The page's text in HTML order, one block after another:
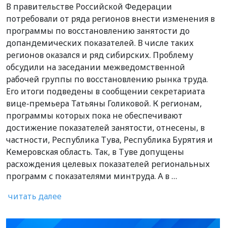
В правительстве Российской Федерации
потребовали от ряда регионов внести изменения в
программы по восстановлению занятости до
допандемических показателей. В числе таких
регионов оказался и ряд сибирских. Проблему
обсудили на заседании межведомственной
рабочей группы по восстановлению рынка труда.
Его итоги подведены в сообщении секретариата
вице-премьера Татьяны Голиковой. К регионам,
программы которых пока не обеспечивают
достижение показателей занятости, отнесены, в
частности, Республика Тува, Республика Бурятия и
Кемеровская область. Так, в Туве допущены
расхождения целевых показателей региональных
программ с показателями минтруда. А в …
читать далее